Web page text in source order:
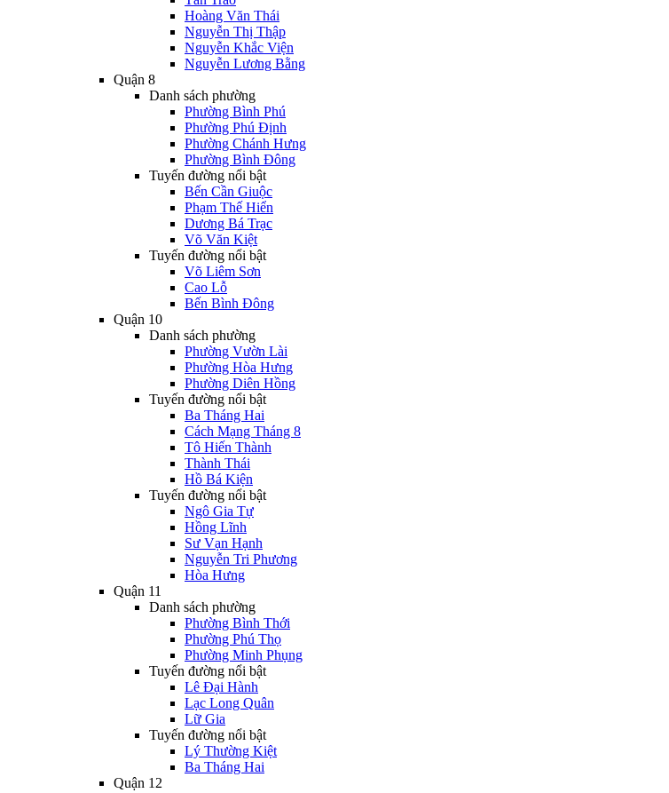
Hoàng Văn Thái
Nguyễn Thị Thập
Nguyễn Khắc Viện
Nguyễn Lương Bằng
Quận 8
Danh sách phường
Phường Bình Phú
Phường Phú Định
Phường Chánh Hưng
Phường Bình Đông
Tuyến đường nổi bật
Bến Cần Giuộc
Phạm Thế Hiển
Dương Bá Trạc
Võ Văn Kiệt
Tuyến đường nổi bật
Võ Liêm Sơn
Cao Lỗ
Bến Bình Đông
Quận 10
Danh sách phường
Phường Vườn Lài
Phường Hòa Hưng
Phường Diên Hồng
Tuyến đường nổi bật
Ba Tháng Hai
Cách Mạng Tháng 8
Tô Hiến Thành
Thành Thái
Hồ Bá Kiện
Tuyến đường nổi bật
Ngô Gia Tự
Hồng Lĩnh
Sư Vạn Hạnh
Nguyễn Tri Phương
Hòa Hưng
Quận 11
Danh sách phường
Phường Bình Thới
Phường Phú Thọ
Phường Minh Phụng
Tuyến đường nổi bật
Lê Đại Hành
Lạc Long Quân
Lữ Gia
Tuyến đường nổi bật
Lý Thường Kiệt
Ba Tháng Hai
Quận 12